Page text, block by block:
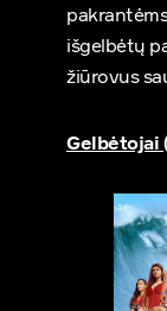
išgelbėtų
žiūrovus
Gelbėtojai